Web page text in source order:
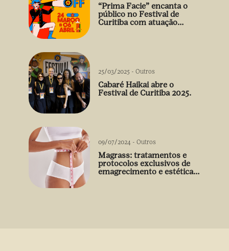
“Prima Facie” encanta o
público no Festival de
Curitiba com atuação
25/03/2025 - Outros
Cabaré Haikai abre o
Festival de Curitiba 2025.
09/07/2024 - Outros
Magrass: tratamentos e
protocolos exclusivos de
emagrecimento e estética